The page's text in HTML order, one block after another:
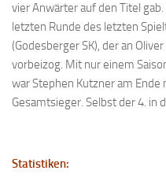
Schach online
1.Online Schachturnierserie
Termine
Vorstand
vier Anwärter auf den Titel
letzten Runde des letzten
(Godesberger SK), der an
vorbeizog. Mit nur einem
war Stephen Kutzner am
Gesamtsieger. Selbst der 4. in
Statistiken: